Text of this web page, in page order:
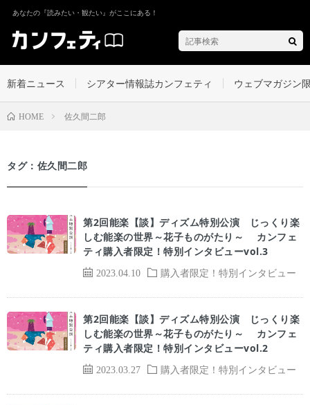
あなたの『読みたい・観たい』がここにある！
新着ニュース シアター情報誌カンフェティ ウェブマガジン
HOME 佐久間二郎
タグ：佐久間二郎
2023.04.10 購入者限定！特別インタビュー
第2回能楽【談】ディズム特別公演 じっくり楽
しむ能楽の世界～花子ものがたり～ カンフェ
ティ購入者限定！特別インタビューvol.3
2023.03.27 購入者限定！特別インタビュー
第2回能楽【談】ディズム特別公演 じっくり楽
しむ能楽の世界～花子ものがたり～ カンフェ
ティ購入者限定！特別インタビューvol.2